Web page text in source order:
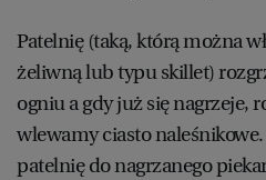
Patelnię (taką, którą można
żeliwną lub typu skillet)
ogniu a gdy już się nagrzeje,
wlewamy ciasto
patelnię do nagrzanego